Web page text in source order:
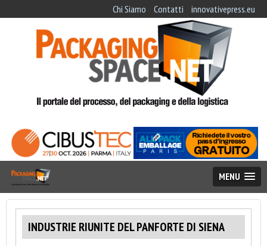
Chi Siamo Contatti innovativepress.eu
MENU
INDUSTRIE RIUNITE DEL PANFORTE DI SIENA